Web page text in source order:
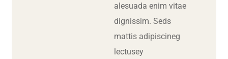
alesuada enim vitae
dignissim. Seds
mattis adipiscineg
lectusey